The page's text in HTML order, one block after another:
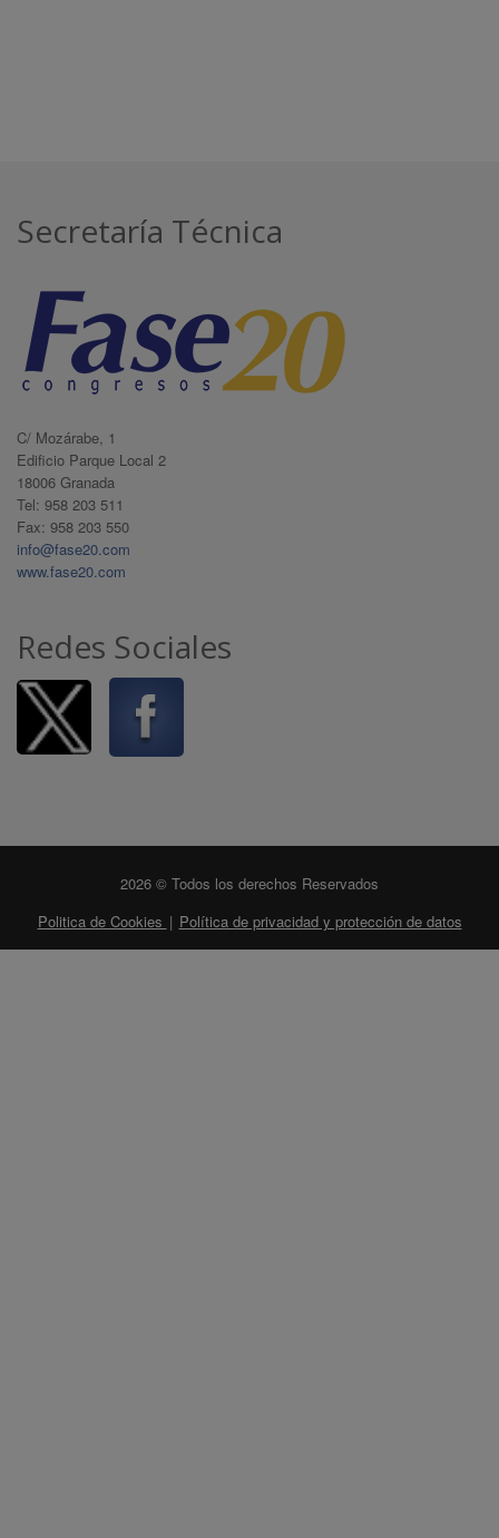
Secretaría Técnica
C/ Mozárabe, 1
Edificio Parque Local 2
18006 Granada
Tel: 958 203 511
Fax: 958 203 550
info@fase20.com
www.fase20.com
Redes Sociales
2026 © Todos los derechos Reservados
Politica de Cookies | Política de privacidad y protección de datos